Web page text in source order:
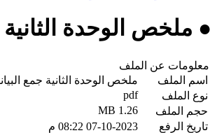
● ملخص الوحدة
معلومات عن الملف
اسم الملف
ملخص الوحدة الثانية جمع
نوع الملف
pdf
حجم الملف
1.26 MB
تاريخ الرفع
07-10-2023 08:22 م